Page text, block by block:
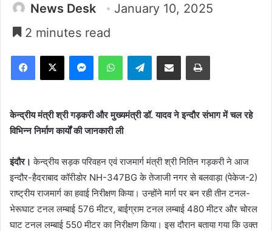
News Desk
January 10, 2025
2 minutes read
Facebook
X MessengerWhatsAppTelegramShare via Email Print
केन्द्रीय मंत्री श्री गड़करी और मुख्यमंत्री डॉ. यादव ने इन्दौर संभाग में चल रहे
विभिन्न निर्माण कार्यों की जानकारी ली
इंदौर। केन्द्रीय सड़क परिवहन एवं राजमार्ग मंत्री श्री नितिन गड़करी ने आज
इन्दौर-हैदराबाद कॉरीडोर NH-347BG के तेजाजी नगर से बलवाड़ा (पेकेज-2)
राष्ट्रीय राजमार्ग का हवाई निरीक्षण किया। उन्होंने मार्ग पर बन रही तीन टनल-
भेरूघाट टनल लम्बाई 576 मीटर, बाईग्राम टनल लम्बाई 480 मीटर और चोरल
घाट टनल लम्बाई 550 मीटर का निरीक्षण किया। इस दौरान बताया गया कि उक्त